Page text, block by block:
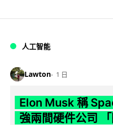
人工智能
Lawton 1 日
Elon Musk 稱
強兩間硬件公司 「